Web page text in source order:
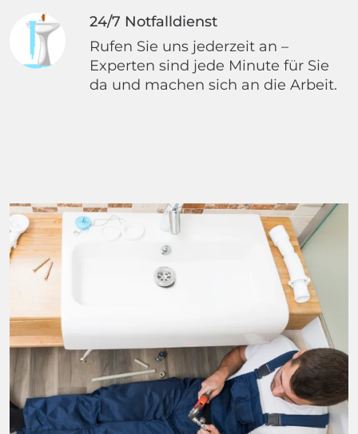
24/7 Notfalldienst
Rufen Sie uns jederzeit an –
Experten sind jede Minute für Sie
da und machen sich an die Arbeit.